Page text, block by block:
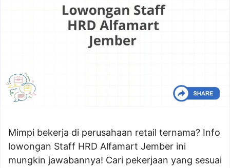
Mimpi bekerja di perusahaan retail ternama? Info
lowongan Staff HRD Alfamart Jember ini
mungkin jawabannya! Cari pekerjaan yang sesuai